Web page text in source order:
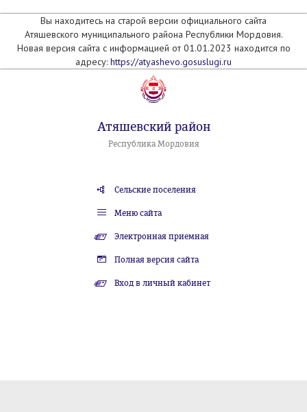
Вы находитесь на старой версии официального сайта
Атяшевского муниципального района Республики Мордовия.
Новая версия сайта с информацией от 01.01.2023 находится по
адресу: https://atyashevo.gosuslugi.ru
Атяшевский район
Республика Мордовия
Сельские поселения
Меню сайта
Электронная приемная
Полная версия сайта
Вход в личный кабинет